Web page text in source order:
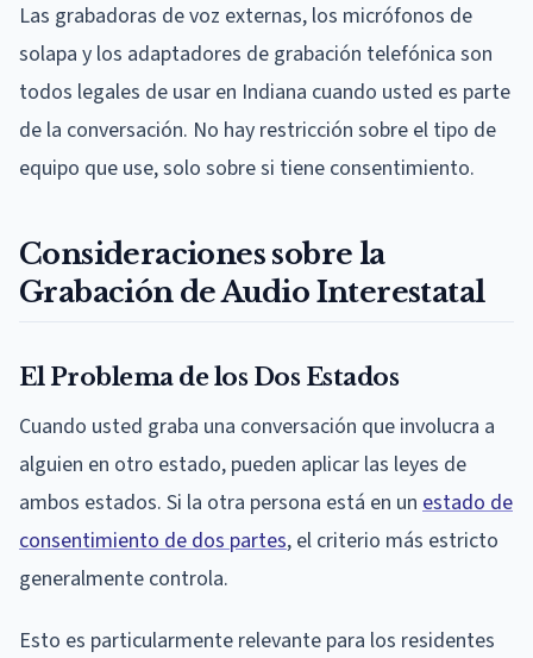
Las grabadoras de voz externas, los micrófonos de
solapa y los adaptadores de grabación telefónica son
todos legales de usar en Indiana cuando usted es parte
de la conversación. No hay restricción sobre el tipo de
equipo que use, solo sobre si tiene consentimiento.
Consideraciones sobre la
Grabación de Audio Interestatal
El Problema de los Dos Estados
Cuando usted graba una conversación que involucra a
alguien en otro estado, pueden aplicar las leyes de
ambos estados. Si la otra persona está en un estado de
consentimiento de dos partes, el criterio más estricto
generalmente controla.
Esto es particularmente relevante para los residentes